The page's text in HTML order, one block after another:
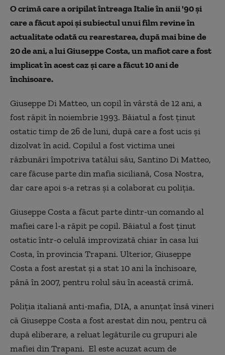
O crimă care a oripilat întreaga Italie în anii '90 și
care a făcut apoi și subiectul unui film revine în
actualitate odată cu rearestarea, după mai bine de
20 de ani, a lui Giuseppe Costa, un mafiot care a fost
implicat în acest caz și care a făcut 10 ani de
închisoare.
Giuseppe Di Matteo, un copil în vârstă de 12 ani, a
fost răpit în noiembrie 1993. Băiatul a fost ţinut
ostatic timp de 26 de luni, după care a fost ucis și
dizolvat în acid. Copilul a fost victima unei
răzbunări împotriva tatălui său, Santino Di Matteo,
care făcuse parte din mafia siciliană, Cosa Nostra,
dar care apoi s-a retras și a colaborat cu poliția.
Giuseppe Costa a făcut parte dintr-un comando al
mafiei care l-a răpit pe copil. Băiatul a fost ţinut
ostatic într-o celulă improvizată chiar în casa lui
Costa, în provincia Trapani. Ulterior, Giuseppe
Costa a fost arestat și a stat 10 ani la închisoare,
până în 2007, pentru rolul său în această crimă.
Poliţia italiană anti-mafia, DIA, a anunțat însă vineri
că Giuseppe Costa a fost arestat din nou, pentru că
după eliberare, a reluat legăturile cu grupuri ale
mafiei din Trapani. El este acuzat acum de